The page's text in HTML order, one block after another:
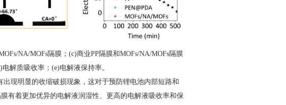
NA/MOFs隔膜；(c)商业PP隔膜和MOFs/NA/MOFs隔膜
解质吸收率；(e)电解液保持率。
明显的收缩破损现象，这对于预防锂电池内部短路和
有着更加优异的电解液润湿性、更高的电解液吸收率和保